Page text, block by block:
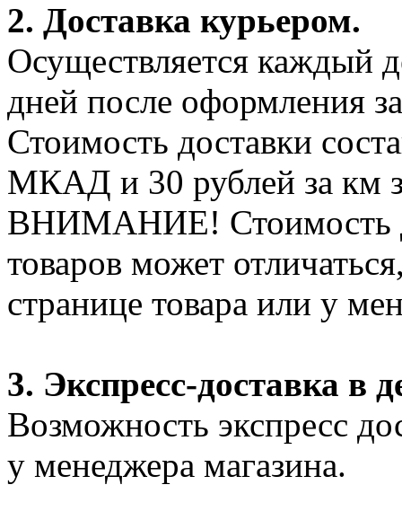
2. Доставка курьером.
Осуществляется каждый
дней после оформления
Стоимость доставки
МКАД и 30 рублей за км
ВНИМАНИЕ! Стоимость
товаров может
странице товара или у
3. Экспресс-доставка в
Возможность экспресс
у менеджера магазина.